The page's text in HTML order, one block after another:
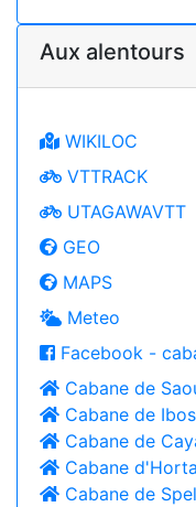
Aux alentours
WIKILOC
VTTRACK
UTAGAWAVTT
GEO
MAPS
Meteo
Facebook -
Cabane de
Cabane de
Cabane de
Cabane
Cabane de